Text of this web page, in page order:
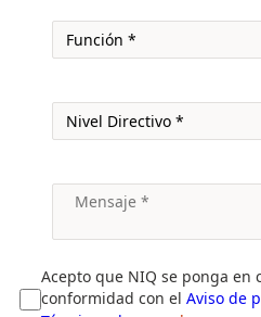
Acepto que NIQ se ponga en
conformidad con el Aviso de